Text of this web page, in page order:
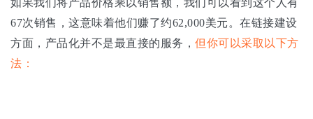
如果我们将产品价格乘以销售额，我们可以看到这个人有
67次销售，这意味着他们赚了约62,000美元。在链接建设
方面，产品化并不是最直接的服务， 但你可以采取以下方
法：